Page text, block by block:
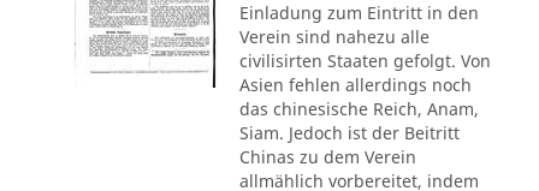
Einladung zum Eintritt in den
Verein sind nahezu alle
civilisirten Staaten gefolgt. Von
Asien fehlen allerdings noch
das chinesische Reich, Anam,
Siam. Jedoch ist der Beitritt
Chinas zu dem Verein
allmählich vorbereitet, indem